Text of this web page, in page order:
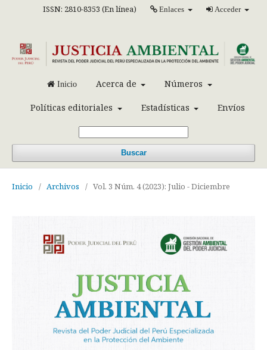
Inicio Acerca de Números
Políticas editoriales Estadísticas Envíos
Buscar
ISSN: 2810-8353 (En línea) Enlaces Acceder
Inicio / Archivos / Vol. 3 Núm. 4 (2023): Julio - Diciembre